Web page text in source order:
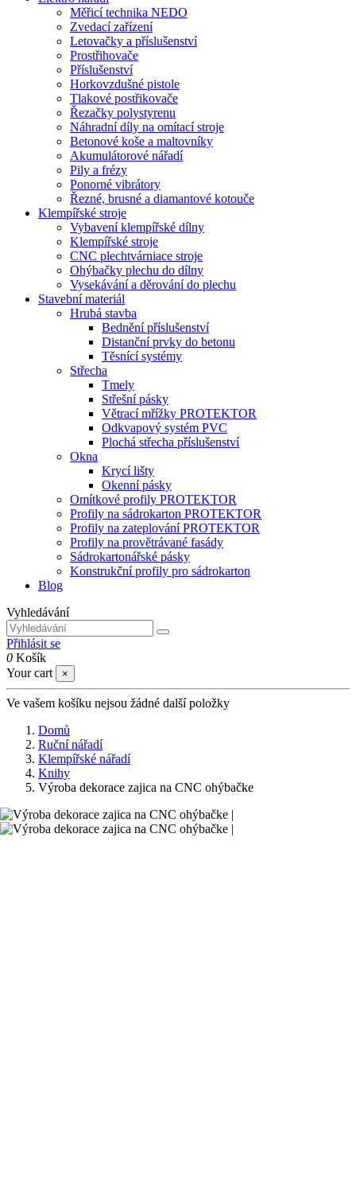
Měřicí technika NEDO
Zvedací zařízení
Letovačky a příslušenství
Prostřihovače
Příslušenství
Horkovzdušné pistole
Tlakové postřikovače
Řezačky polystyrenu
Náhradní díly na omítací stroje
Betonové koše a maltovníky
Akumulátorové nářadí
Pily a frézy
Ponorné vibrátory
Řezné, brusné a diamantové kotouče
Klempířské stroje
Vybavení klempířské dílny
Klempířské stroje
CNC plechtvárniace stroje
Ohýbačky plechu do dílny
Vysekávání a děrování do plechu
Stavební materiál
Hrubá stavba
Bednění příslušenství
Distanční prvky do betonu
Těsnící systémy
Střecha
Tmely
Střešní pásky
Větrací mřížky PROTEKTOR
Odkvapový systém PVC
Plochá střecha příslušenství
Okna
Krycí lišty
Okenní pásky
Omítkové profily PROTEKTOR
Profily na sádrokarton PROTEKTOR
Profily na zateplování PROTEKTOR
Profily na provětrávané fasády
Sádrokartonářské pásky
Konstrukční profily pro sádrokarton
Blog
Vyhledávání
Přihlásit se
0 Košík
Your cart
×
Ve vašem košíku nejsou žádné další položky
Domů
Ruční nářadí
Klempířské nářadí
Knihy
Výroba dekorace zajica na CNC ohýbačke